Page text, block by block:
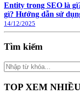
Entity trong SEO là
gì? Hướng dẫn sử
14/12/2025
Tìm kiếm
TOP XEM